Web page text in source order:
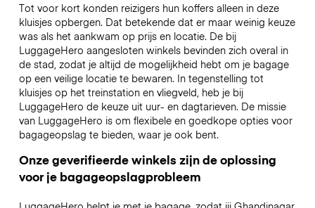
Tot voor kort konden reizigers hun koffers alleen in deze
kluisjes opbergen. Dat betekende dat er maar weinig keuze
was als het aankwam op prijs en locatie. De bij
LuggageHero aangesloten winkels bevinden zich overal in
de stad, zodat je altijd de mogelijkheid hebt om je bagage
op een veilige locatie te bewaren. In tegenstelling tot
kluisjes op het treinstation en vliegveld, heb je bij
LuggageHero de keuze uit uur- en dagtarieven. De missie
van LuggageHero is om flexibele en goedkope opties voor
bagageopslag te bieden, waar je ook bent.
Onze geverifieerde winkels zijn de oplossing
voor je bagageopslagprobleem